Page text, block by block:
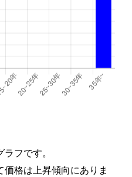
フです。
格は上昇傾向にありま